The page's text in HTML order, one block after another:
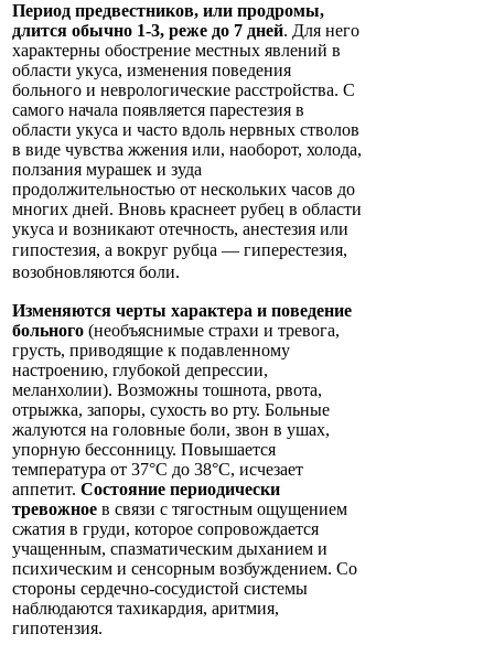
Период предвестников, или продромы,
длится обычно 1-3, реже до 7 дней. Для него
характерны обострение местных явлений в
области укуса, изменения поведения
больного и неврологические расстройства. С
самого начала появляется парестезия в
области укуса и часто вдоль нервных стволов
в виде чувства жжения или, наоборот, холода,
ползания мурашек и зуда
продолжительностью от нескольких часов до
многих дней. Вновь краснеет рубец в области
укуса и возникают отечность, анестезия или
гипостезия, а вокруг рубца — гиперестезия,
возобновляются боли.
Изменяются черты характера и поведение
больного (необъяснимые страхи и тревога,
грусть, приводящие к подавленному
настроению, глубокой депрессии,
меланхолии). Возможны тошнота, рвота,
отрыжка, запоры, сухость во рту. Больные
жалуются на головные боли, звон в ушах,
упорную бессонницу. Повышается
температура от 37°С до 38°С, исчезает
аппетит. Состояние периодически
тревожное в связи с тягостным ощущением
сжатия в груди, которое сопровождается
учащенным, спазматическим дыханием и
психическим и сенсорным возбуждением. Со
стороны сердечно-сосудистой системы
наблюдаются тахикардия, аритмия,
гипотензия.